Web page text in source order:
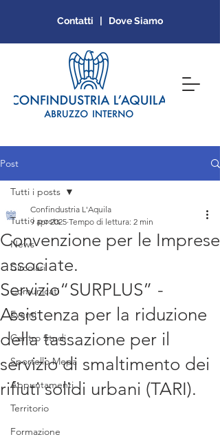
Contatti | Dove Siamo
Post
Tutti i posts
News
Circolari
Comunicati
Eventi
Centro Studi
Sportello Mepa
Appuntamenti
Territorio
Formazione
Tutti i posts
Convenzione per le Imprese
associate.
Servizio“SURPLUS” -
Assistenza per la riduzione
della tassazione per il
servizio di smaltimento dei
rifiuti solidi urbani (TARI).
Confindustria L'Aquila
9 apr 2025 Tempo di lettura: 2 min